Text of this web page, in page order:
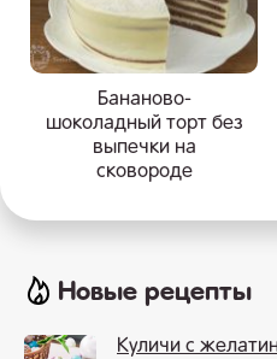
Бананово-
шоколадный торт без
выпечки на
сковороде
Новые рецепты
Куличи с